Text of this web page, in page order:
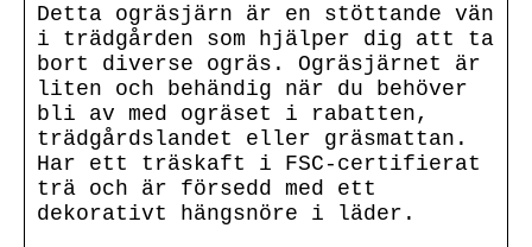
Detta ogräsjärn är en stöttande vän
i trädgården som hjälper dig att ta
bort diverse ogräs. Ogräsjärnet är
liten och behändig när du behöver
bli av med ogräset i rabatten,
trädgårdslandet eller gräsmattan.
Har ett träskaft i FSC-certifierat
trä och är försedd med ett
dekorativt hängsnöre i läder.